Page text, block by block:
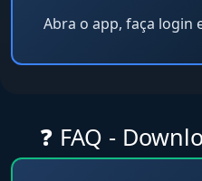
Abra o app, faça login
❓ FAQ -